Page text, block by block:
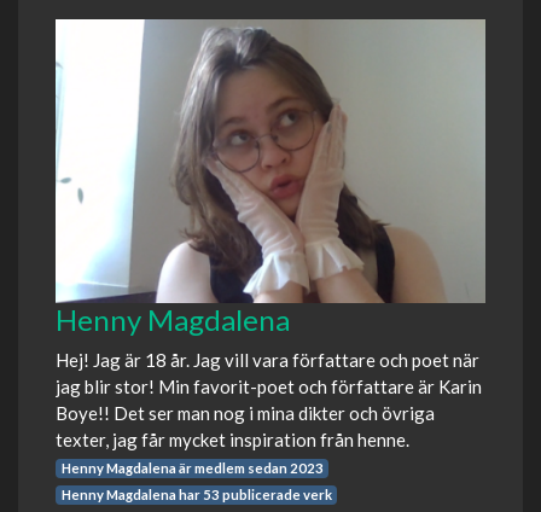
Henny Magdalena
Hej! Jag är 18 år. Jag vill vara författare och poet när
jag blir stor! Min favorit-poet och författare är Karin
Boye!! Det ser man nog i mina dikter och övriga
texter, jag får mycket inspiration från henne.
Henny Magdalena är medlem sedan 2023
Henny Magdalena har 53 publicerade verk